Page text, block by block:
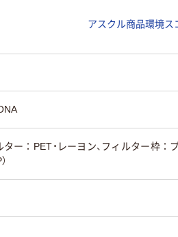
アスクル商品環境ス
ター：PET・レーヨン、フィルター枠：